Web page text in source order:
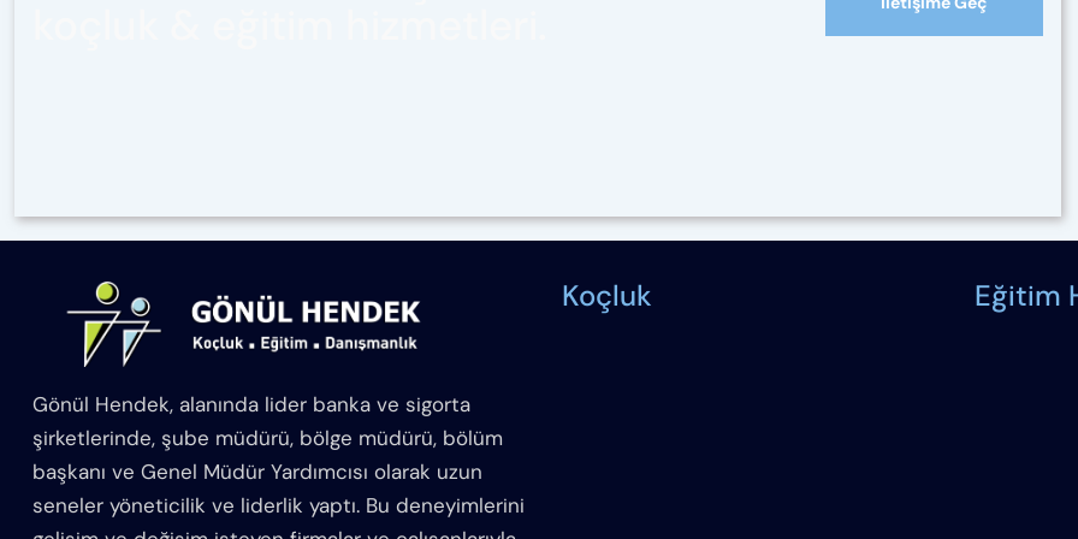
Gönül Hendek, alanında lider banka ve sigorta
şirketlerinde, şube müdürü, bölge müdürü, bölüm
başkanı ve Genel Müdür Yardımcısı olarak uzun
seneler yöneticilik ve liderlik yaptı. Bu deneyimlerini
Koçluk Eğitim